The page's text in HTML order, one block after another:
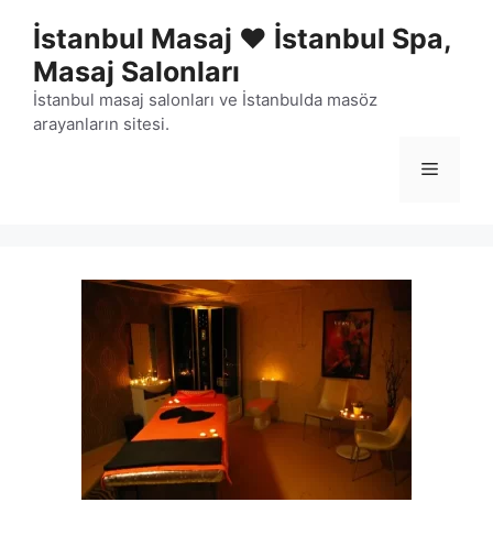
İstanbul Masaj ❤️ İstanbul Spa,
Masaj Salonları
İstanbul masaj salonları ve İstanbulda masöz
arayanların sitesi.
Menü